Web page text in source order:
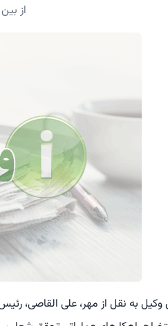
از
وکیل به نقل از مهر، علی القاصی،